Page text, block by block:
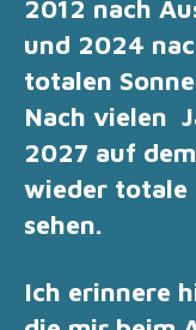
2012 nach
und 2024
totalen
Nach vielen
2027 auf
wieder totale
sehen.
Ich erinnere